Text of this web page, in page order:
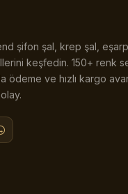
şifon şal, krep şal,
keşfedin. 150+ renk
ödeme ve hızlı kargo